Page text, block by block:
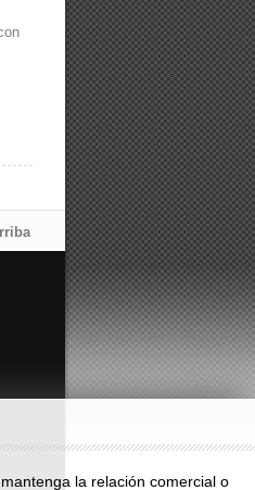
la relación comercial o